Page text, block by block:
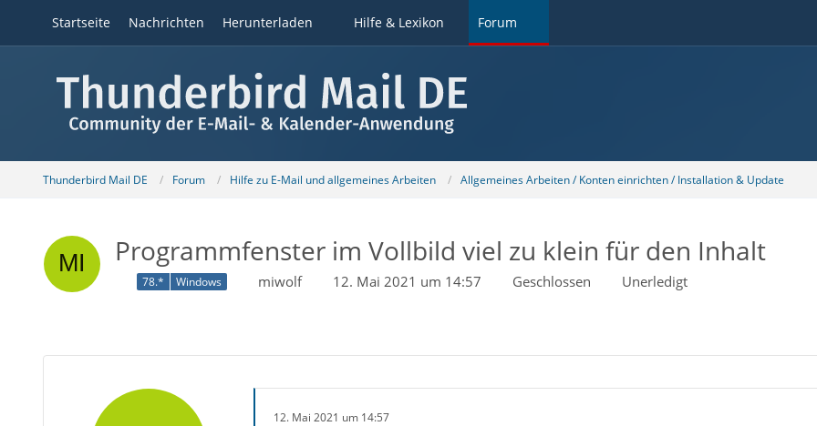
Startseite Nachrichten Herunterladen Hilfe & Lexikon Forum
Thunderbird Mail DE Forum Hilfe zu E-Mail und allgemeines Arbeiten Allgemeines Arbeiten / Konten einrichten / Installation & Update
Programmfenster im Vollbild viel zu klein für den Inhalt
78.* Windows miwolf 12. Mai 2021 um 14:57 Geschlossen Unerledigt
12. Mai 2021 um 14:57